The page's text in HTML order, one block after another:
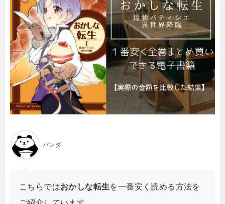
パンダ
こちらではおかしな転生を一番安く読める方法を